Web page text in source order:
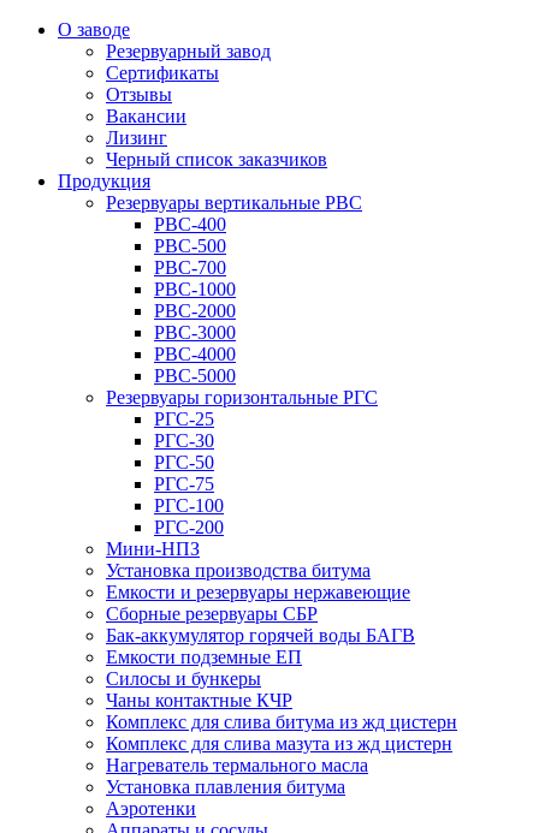
О заводе
Резервуарный завод
Сертификаты
Отзывы
Вакансии
Лизинг
Черный список заказчиков
Продукция
Резервуары вертикальные РВС
РВС-400
РВС-500
РВС-700
РВС-1000
РВС-2000
РВС-3000
РВС-4000
РВС-5000
Резервуары горизонтальные РГС
РГС-25
РГС-30
РГС-50
РГС-75
РГС-100
РГС-200
Мини-НПЗ
Установка производства битума
Емкости и резервуары нержавеющие
Сборные резервуары СБР
Бак-аккумулятор горячей воды БАГВ
Емкости подземные ЕП
Силосы и бункеры
Чаны контактные КЧР
Комплекс для слива битума из жд цистерн
Комплекс для слива мазута из жд цистерн
Нагреватель термального масла
Установка плавления битума
Аэротенки